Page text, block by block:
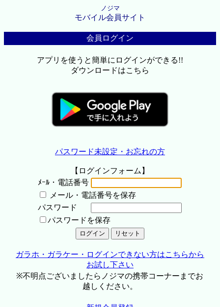
ノジマ
モバイル会員サイト
会員ログイン
アプリを使うと簡単にログインができる!!
ダウンロードはこちら
パスワード未設定・お忘れの方
【ログインフォーム】
ﾒｰﾙ・電話番号
メール・電話番号を保存
パスワード
パスワードを保存
ガラホ・ガラケー・ログインできない方はこちらから
お試し下さい
※不明点ございましたらノジマの携帯コーナーまでお
越しください。